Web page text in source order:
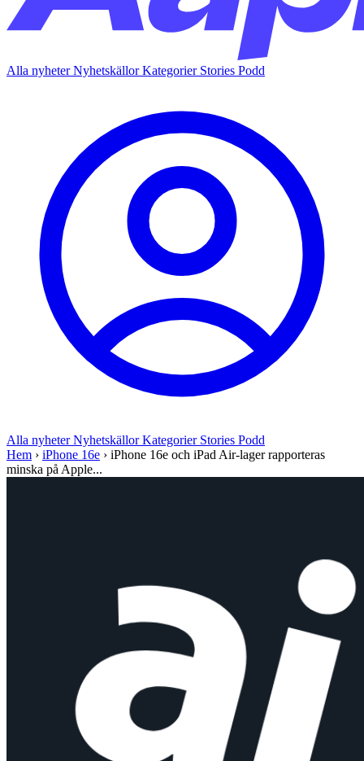
Alla nyheterNyhetskällorKategorier Stories Podd
Alla nyheterNyhetskällorKategorier Stories Podd
Hem › iPhone 16e › iPhone 16e och iPad Air-lager rapporteras
minska på Apple...